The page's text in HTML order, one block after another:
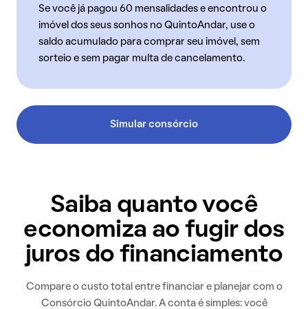
Se você já pagou 60 mensalidades e encontrou o
imóvel dos seus sonhos no QuintoAndar, use o
saldo acumulado para comprar seu imóvel, sem
sorteio e sem pagar multa de cancelamento.
Simular consórcio
Saiba quanto você
economiza ao fugir dos
juros do financiamento
Compare o custo total entre financiar e planejar com o
Consórcio QuintoAndar. A conta é simples: você